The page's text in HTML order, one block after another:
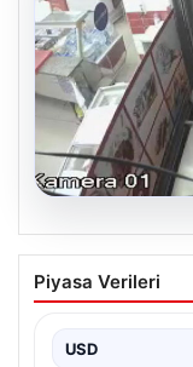
06.08.2026
ve Sonrası
bölge sakinleri
Piyasa Verileri
USD